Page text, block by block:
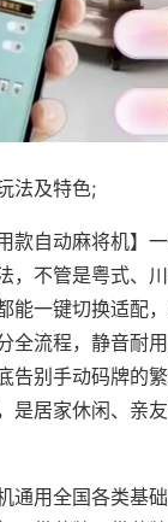
法及特色;
款自动麻将机】
，不管是粤式、
能一键切换适配
全流程，静音耐
告别手动码牌的
是居家休闲、亲
通用全国各类基